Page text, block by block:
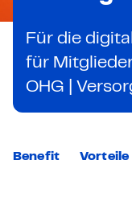
Für die
für
OHG |
Benefit Vorteile